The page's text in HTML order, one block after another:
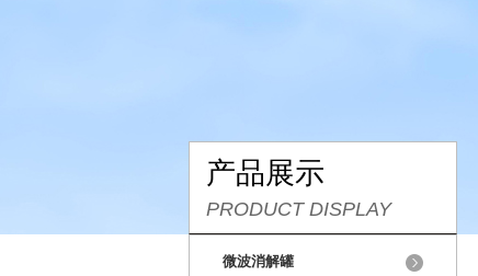
产品展示
PRODUCT DISPLAY
微波消解罐